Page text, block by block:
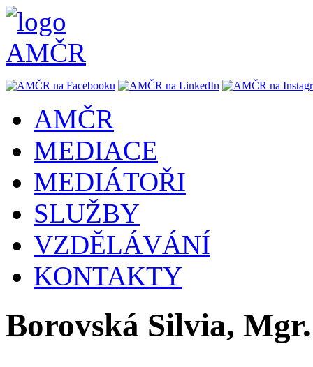
AMČR
MEDIACE
MEDIÁTOŘI
SLUŽBY
VZDĚLÁVÁNÍ
KONTAKTY
Borovská Silvia, Mgr.